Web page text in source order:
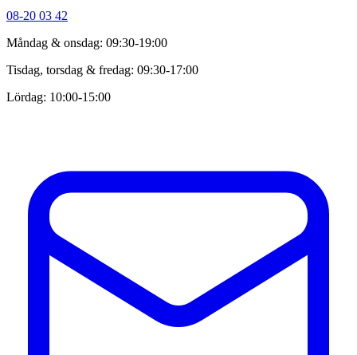
08-20 03 42
Måndag & onsdag: 09:30-19:00
Tisdag, torsdag & fredag: 09:30-17:00
Lördag: 10:00-15:00